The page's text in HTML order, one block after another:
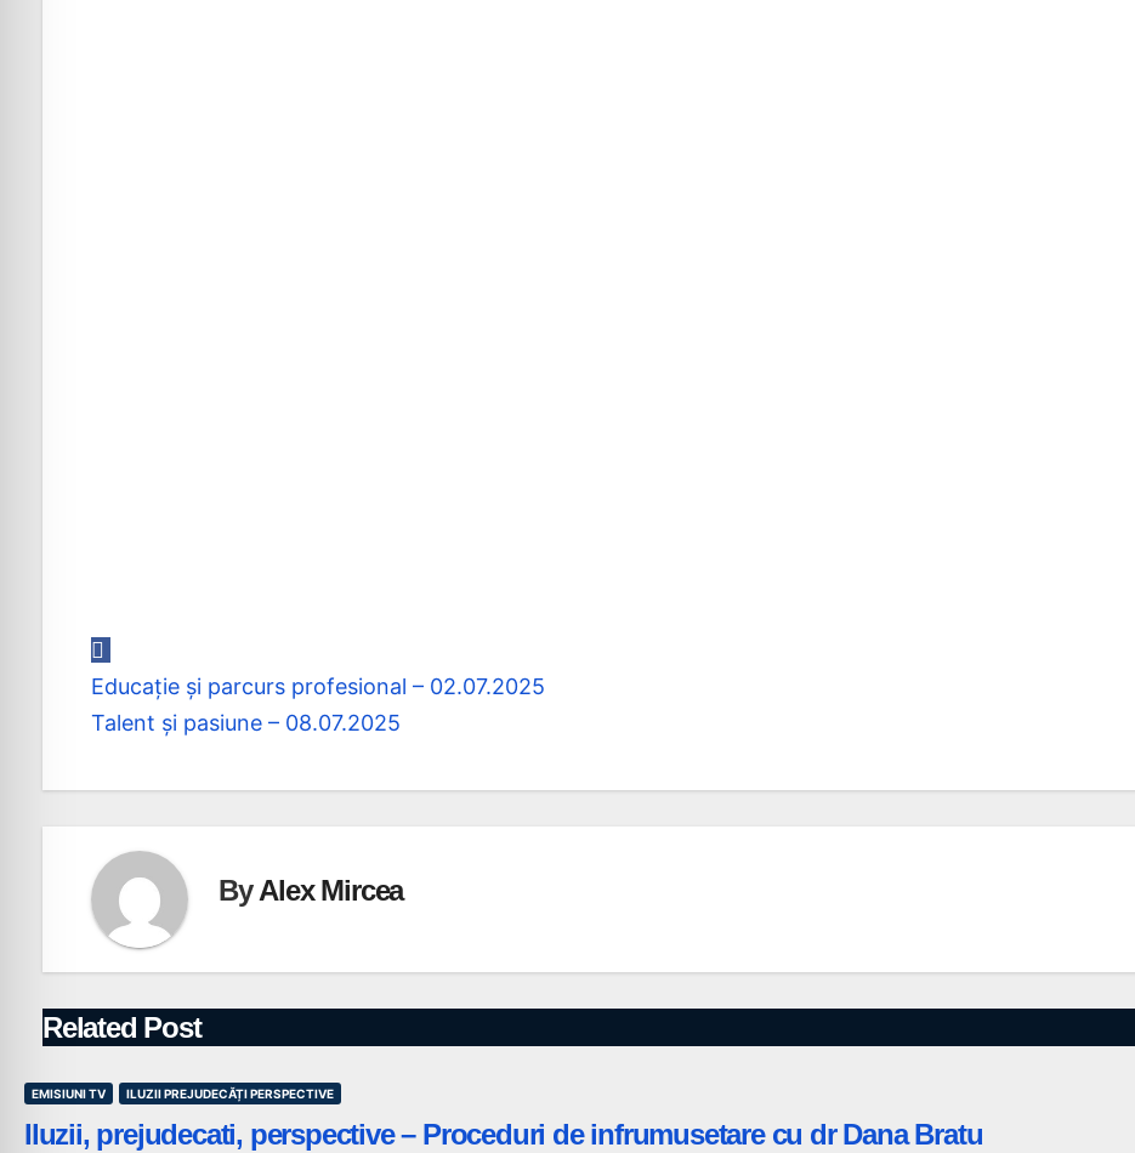
Navigare
articole
Educație și parcurs profesional – 02.07.2025
Talent și pasiune – 08.07.2025
ByAlex Mircea
Related Post
EMISIUNI TV ILUZII PREJUDECĂȚI PERSPECTIVE
Iluzii, prejudecati, perspective – Proceduri de infrumusetare cu dr Dana Bratu